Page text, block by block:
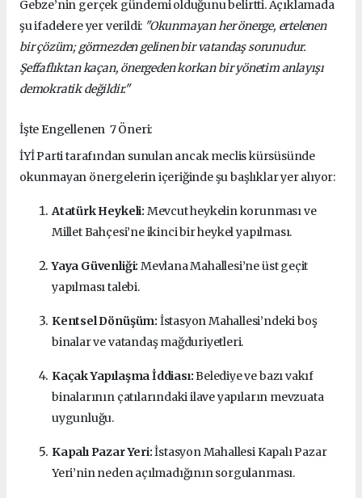
Gebze’nin gerçek gündemi olduğunu belirtti. Açıklamada
şu ifadelere yer verildi: "Okunmayan her önerge, ertelenen
bir çözüm; görmezden gelinen bir vatandaş sorunudur.
Şeffaflıktan kaçan, önergeden korkan bir yönetim anlayışı
demokratik değildir."
İşte Engellenen 7 Öneri:
İYİ Parti tarafından sunulan ancak meclis kürsüsünde
okunmayan önergelerin içeriğinde şu başlıklar yer alıyor:
Atatürk Heykeli: Mevcut heykelin korunması ve
Millet Bahçesi’ne ikinci bir heykel yapılması.
Yaya Güvenliği: Mevlana Mahallesi’ne üst geçit
yapılması talebi.
Kentsel Dönüşüm: İstasyon Mahallesi’ndeki boş
binalar ve vatandaş mağduriyetleri.
Kaçak Yapılaşma İddiası:Belediye ve bazı vakıf
binalarının çatılarındaki ilave yapıların mevzuata
uygunluğu.
Kapalı Pazar Yeri:İstasyon Mahallesi Kapalı Pazar
Yeri’nin neden açılmadığının sorgulanması.